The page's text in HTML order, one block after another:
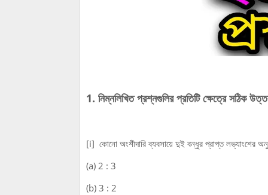
1. নিম্নলিখিত প্রশ্নগুলির প্রতিটি ক্ষেত্রে সঠিক
[i] কোনো অংশীদারি ব্যবসায়ে দুই বন্ধুর প্রাপ্ত লভ্যাংশের
(a) 2 : 3
(b) 3 : 2